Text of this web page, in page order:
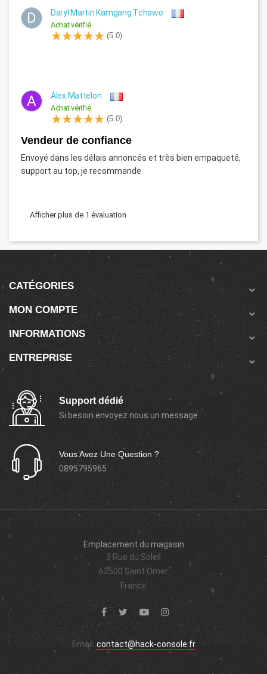
D Daryl Martin Kamgang Tchawo
Achat vérifié
(5.0)
A Alex Mattelon
Achat vérifié
(5.0)
Vendeur de confiance
Envoyé dans les délais annoncés et très bien empaqueté,
support au top, je recommande.
Afficher plus de 1 évaluation
CATÉGORIES 
MON COMPTE 
INFORMATIONS 
ENTREPRISE 
Support dédié
Si besoin envoyez nous un message
Vous Avez Une Question ?
0895795965
Emplacement du magasin
3 Rue du Soleil
62500 Saint Omer
France
Email:contact@hack-console.fr